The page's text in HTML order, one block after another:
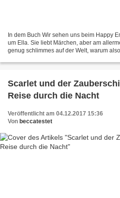
In dem Buch Wir sehen uns beim Happy
um Ella. Sie liebt Märchen, aber am
genug schlimmes auf der Welt, warum
Scarlet und der
Reise durch die Nacht
Veröffentlicht am 04.12.2017 15:36
Von beccatestet